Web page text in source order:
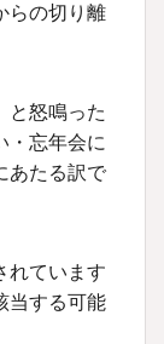
らの切り離
と怒鳴った
・忘年会に
あたる訳で
れています
当する可能